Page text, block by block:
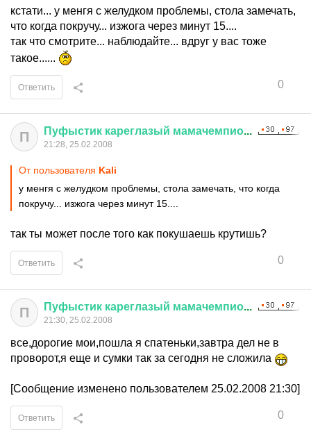
кстати... у менгя с желудком проблемы, стола замечать,
что когда покручу... изжога через минут 15....
так что смотрите... наблюдайте... вдруг у вас тоже
такое......
0
Ответить
П Пуфыстик кареглазый мамачемпио...
21:28, 25.02.2008
От пользователя Kali
у менгя с желудком проблемы, стола замечать, что когда
покручу... изжога через минут 15....
так ты может после того как покушаешь крутишь?
0
Ответить
П Пуфыстик кареглазый мамачемпио...
21:30, 25.02.2008
все,дорогие мои,пошла я спатеньки,завтра дел не в
проворот,я еще и сумки так за сегодня не сложила
[Сообщение изменено пользователем 25.02.2008 21:30]
0
Ответить